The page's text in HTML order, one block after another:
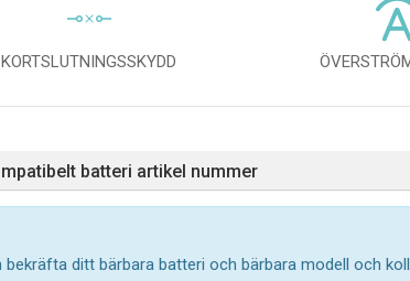
KORTSLUTNINGSSKYDD
batteri artikel nummer
bekräfta ditt bärbara batteri och bärbara modell och